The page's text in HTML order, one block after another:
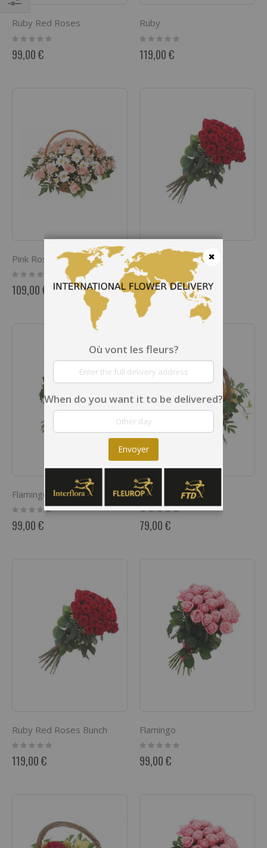
Ruby Red Roses
Rating:
0%
99,00 €
Ruby
Rating:
0%
119,00 €
Pink Roses Basket
Rating:
0%
109,00 €
Ruby 21 red roses
Rating:
0%
119,00 €
Flamingo (21 Pink Roses)
Rating:
0%
99,00 €
Sweet Happiness
Rating:
0%
79,00 €
Ruby Red Roses Bunch
Rating:
119,00 €
Flamingo
Rating:
99,00 €
Où vont les fleurs?
When do you want it to be delivered?
Envoyer